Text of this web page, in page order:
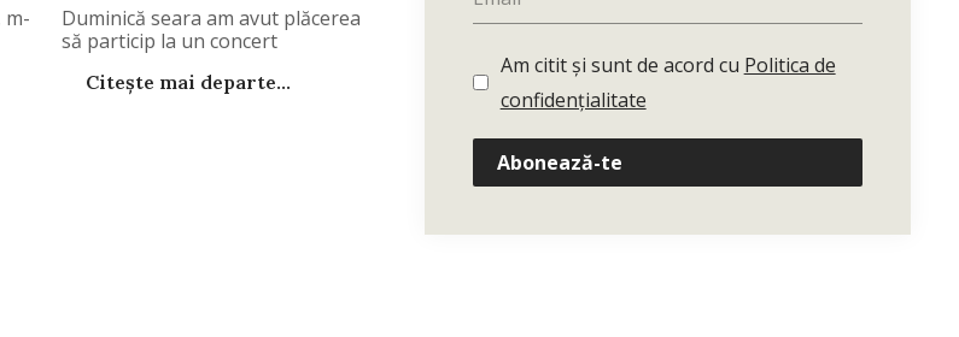
m-
Duminică seara am avut plăcerea
să particip la un concert
Citește mai departe...
Am citit și sunt de acord cu Politica de
confidențialitate
Abonează-te